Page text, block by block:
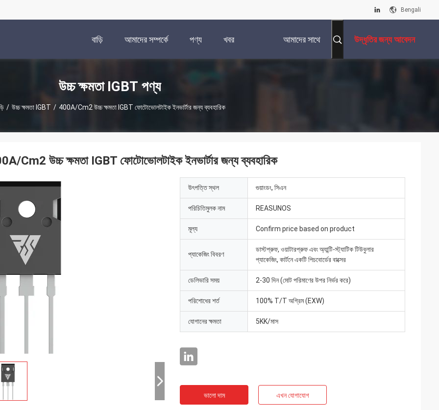
Bengali
বাড়ি আমাদের সম্পর্কে পণ্য খবর আমাদের সাথে উদ্ধৃতির জন্য আবেদন
উচ্চ ক্ষমতা IGBT পণ্য
/ উচ্চ ক্ষমতা IGBT / 400A/Cm2 উচ্চ ক্ষমতা IGBT ফোটোভোলটাইক ইনভার্টার জন্য ব্যবহারিক
Cm2 উচ্চ ক্ষমতা IGBT ফোটোভোলটাইক ইনভার্টার জন্য ব্যবহারিক
উৎপত্তি স্থল গুয়াংডং, সিএন
পরিচিতিমুলক নাম REASUNOS
মূল্য Confirm price based on product
প্যাকেজিং বিবরণ
ডাস্টপ্রুফ, ওয়াটারপ্রুফ এবং অ্যান্টি-স্ট্যাটিক টিউবুলার
প্যাকেজিং, কার্টনে একটি পিচবোর্ডের বাক্সের
ডেলিভারি সময় 2-30 দিন (মোট পরিমাণের উপর নির্ভর করে)
পরিশোধের শর্ত 100% T/T অগ্রিম (EXW)
যোগানের ক্ষমতা 5KK/মাস
ভালো দাম এখন যোগাযোগ